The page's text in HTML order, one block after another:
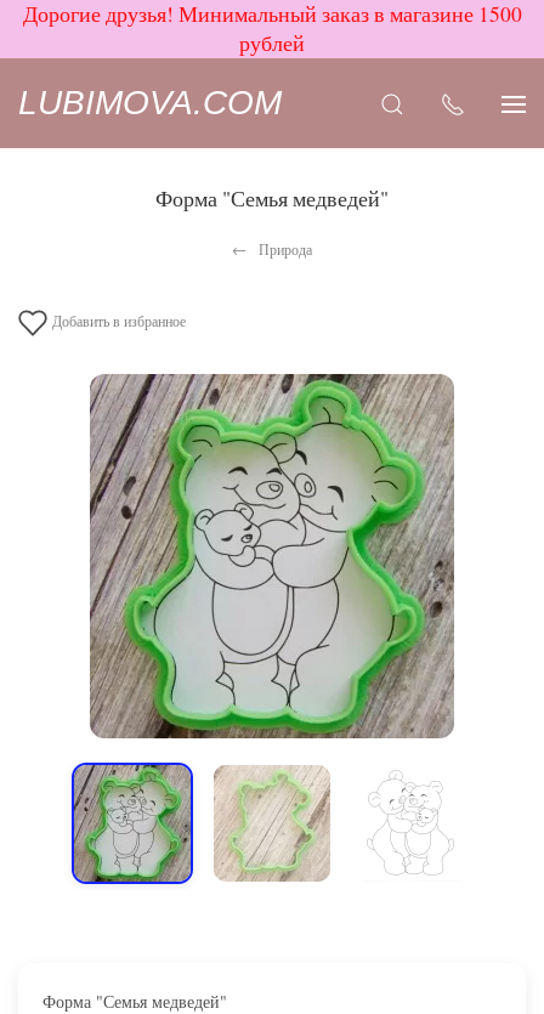
Дорогие друзья! Минимальный заказ в магазине 1500
рублей
LUBIMOVA.COM
Форма "Семья медведей"
Природа
Добавить в избранное
Форма "Семья медведей"